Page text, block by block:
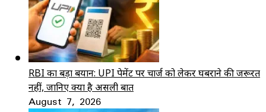
RBI का बड़ा बयान: UPI पेमेंट पर चार्ज को लेकर घबराने की जरूरत
नहीं, जानिए क्या है असली बात
August 7, 2026